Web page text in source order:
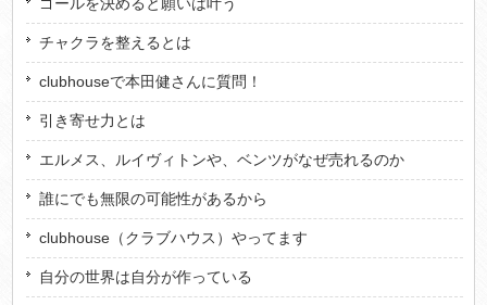
チャクラを整えるとは
clubhouseで本田健さんに質問！
引き寄せ力とは
エルメス、ルイヴィトンや、ベンツがなぜ売れるのか
誰にでも無限の可能性があるから
clubhouse（クラブハウス）やってます
自分の世界は自分が作っている